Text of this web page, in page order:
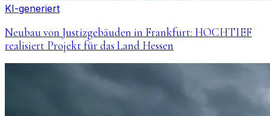
KI-generiert
Neubau von Justizgebäuden in Frankfurt: HOCHTIEF
realisiert Projekt für das Land Hessen